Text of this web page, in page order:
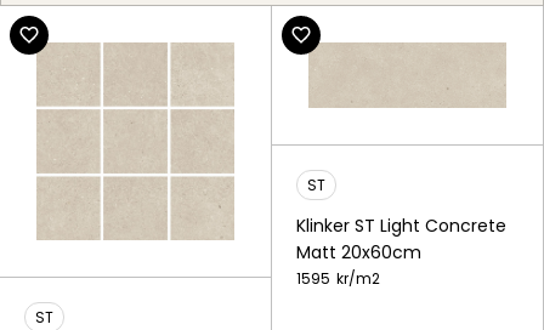
ST
ST
Klinker ST Light Concrete
Matt 20x60cm
1595 kr/m2